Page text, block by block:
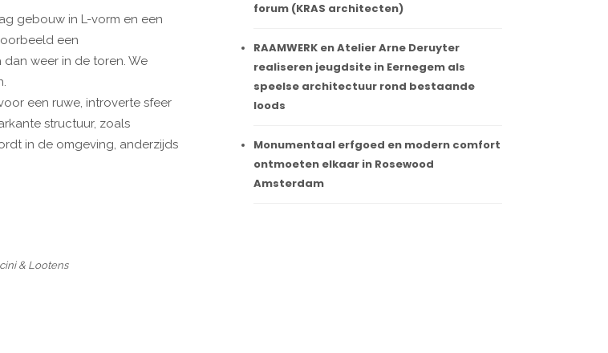
gebouw in L-vorm en een
een
weer in de toren. We
een ruwe, introverte sfeer
structuur, zoals
in de omgeving, anderzijds
& Lootens
forum (KRAS architecten)
RAAMWERK en Atelier Arne Deruyter
realiseren jeugdsite in Eernegem als
speelse architectuur rond bestaande
loods
Monumentaal erfgoed en modern comfort
ontmoeten elkaar in Rosewood
Amsterdam